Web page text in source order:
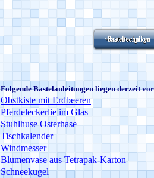
Folgende Bastelanleitungen liegen derzeit
Obstkiste mit Erdbeeren
Pferdeleckerlie im Glas
Stuhlhuse Osterhase
Tischkalender
Windmesser
Blumenvase aus Tetrapak-Karton
Schneekugel